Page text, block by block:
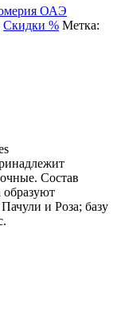
ОАЭ
Скидки % Метка:
Состав
и Роза; базу